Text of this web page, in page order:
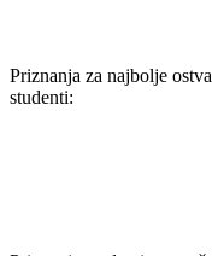
Priznanja za najbolje
studenti: